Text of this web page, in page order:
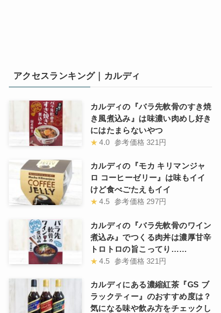
アクセスランキング｜カルディ
カルディの『バラ先軟骨のすき焼
き風煮込み』は味濃い肉めし好き
にはたまらないやつ
★ 4.0 参考価格 321円
カルディの『モカ キリマンジャ
ロ コーヒーゼリー』は味もイイ
けど食べごたえもイイ
★ 4.5 参考価格 297円
カルディの『バラ先軟骨のワイン
煮込み』でつくる肉丼は濃厚甘辛
トロトロの旨こってり……
★ 4.5 参考価格 321円
カルディにある濃縮紅茶『GS ブ
ラックティー』のおすすめ度は？
気になる味や飲み方をチェックし